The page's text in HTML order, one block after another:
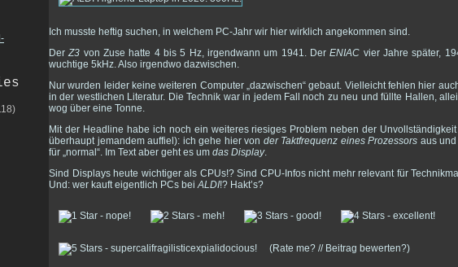
Ich musste heftig suchen, in welchem PC-Jahr wir hier wirklich angekommen sind.
DerZ3 von Zuse hatte 4 bis 5 Hz, irgendwann um 1941. DerENIAC vier Jahre später,
wuchtige 5kHz. Also irgendwo dazwischen.
Nur wurden leider keine weiteren Computer „dazwischen“ gebaut. Vielleicht fehlen hier
in der westlichen Literatur. Die Technik war in jedem Fall noch zu neu und füllte Hallen,
wog über eine Tonne.
Mit der Headline habe ich noch ein weiteres riesiges Problem neben der
überhaupt jemandem auffiel): ich gehe hier von der Taktfrequenz eines Prozessors aus
für „normal“. Im Text aber geht es um das Display.
Sind Displays heute wichtiger als CPUs!? Sind CPU-Infos nicht mehr relevant für
Und: wer kauft eigentlich PCs beiALDI!? Hakt’s?
(Rate me? // Beitrag bewerten?)